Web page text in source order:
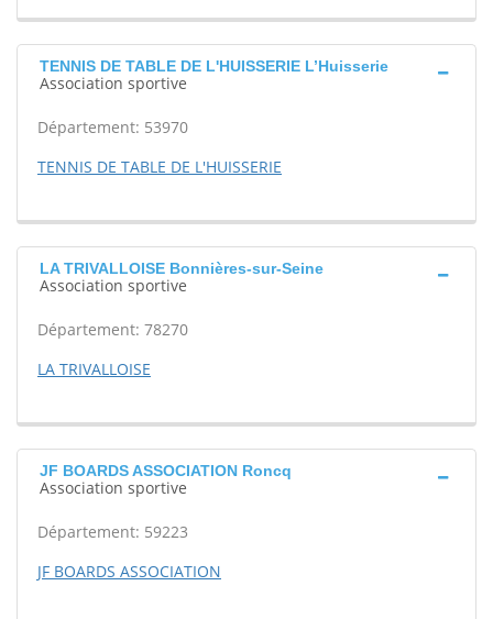
TENNIS DE TABLE DE L'HUISSERIE L’Huisserie
Association sportive
Département: 53970
TENNIS DE TABLE DE L'HUISSERIE
LA TRIVALLOISE Bonnières-sur-Seine
Association sportive
Département: 78270
LA TRIVALLOISE
JF BOARDS ASSOCIATION Roncq
Association sportive
Département: 59223
JF BOARDS ASSOCIATION